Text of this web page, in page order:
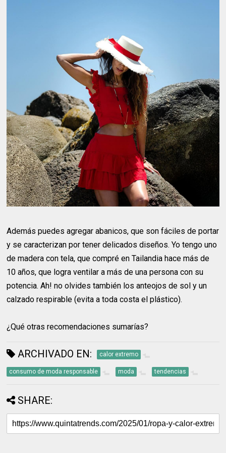
Además puedes agregar abanicos, que son fáciles de portar
y se caracterizan por tener delicados diseños. Yo tengo uno
de madera con tela, que compré en Tailandia hace más de
10 años, que logra ventilar a más de una persona con su
potencia. Ah! no olvides también los anteojos de sol y un
calzado respirable (evita a toda costa el plástico).
¿Qué otras recomendaciones sumarías?
ARCHIVADO EN: calor extremo
consumo de moda responsable moda tendencias
SHARE: